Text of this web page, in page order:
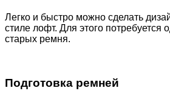
Легко и быстро можно сделать
стиле лофт. Для этого потребуется
старых ремня.
Подготовка ремней